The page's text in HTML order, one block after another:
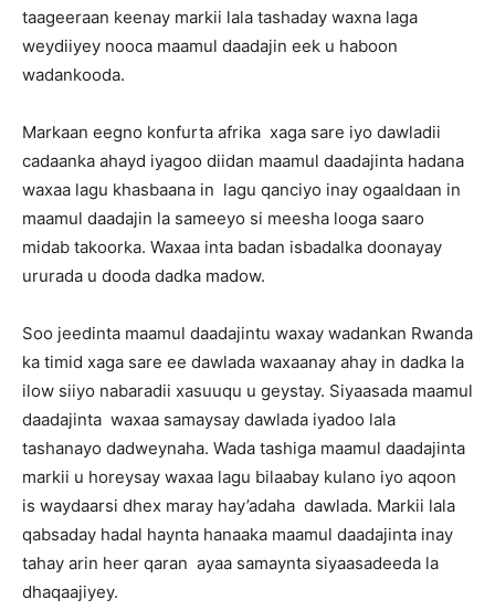
taageeraan keenay markii lala tashaday waxna laga
weydiiyey nooca maamul daadajin eek u haboon
wadankooda.
Markaan eegno konfurta afrika xaga sare iyo dawladii
cadaanka ahayd iyagoo diidan maamul daadajinta hadana
waxaa lagu khasbaana in lagu qanciyo inay ogaaldaan in
maamul daadajin la sameeyo si meesha looga saaro
midab takoorka. Waxaa inta badan isbadalka doonayay
ururada u dooda dadka madow.
Soo jeedinta maamul daadajintu waxay wadankan Rwanda
ka timid xaga sare ee dawlada waxaanay ahay in dadka la
ilow siiyo nabaradii xasuuqu u geystay. Siyaasada maamul
daadajinta waxaa samaysay dawlada iyadoo lala
tashanayo dadweynaha. Wada tashiga maamul daadajinta
markii u horeysay waxaa lagu bilaabay kulano iyo aqoon
is waydaarsi dhex maray hay’adaha dawlada. Markii lala
qabsaday hadal haynta hanaaka maamul daadajinta inay
tahay arin heer qaran ayaa samaynta siyaasadeeda la
dhaqaajiyey.